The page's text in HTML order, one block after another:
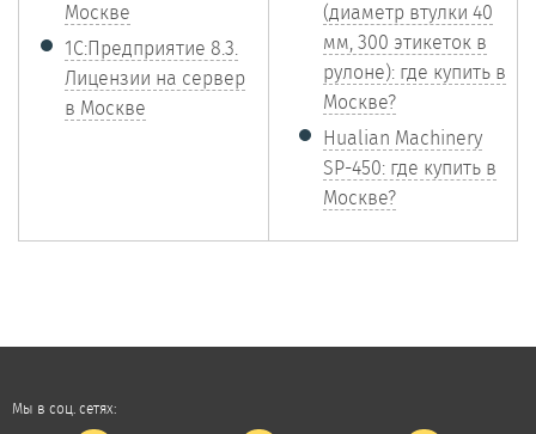
Москве
1С:Предприятие 8.3.
Лицензии на сервер
в Москве
(диаметр втулки 40
мм, 300 этикеток в
рулоне): где купить в
Москве?
Hualian Machinery
SP-450: где купить в
Москве?
Мы в соц. сетях: